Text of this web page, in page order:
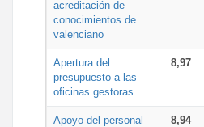
acreditación de
conocimientos de
valenciano
Apertura del
presupuesto a las
oficinas gestoras
8,97
Apoyo del personal
8,94